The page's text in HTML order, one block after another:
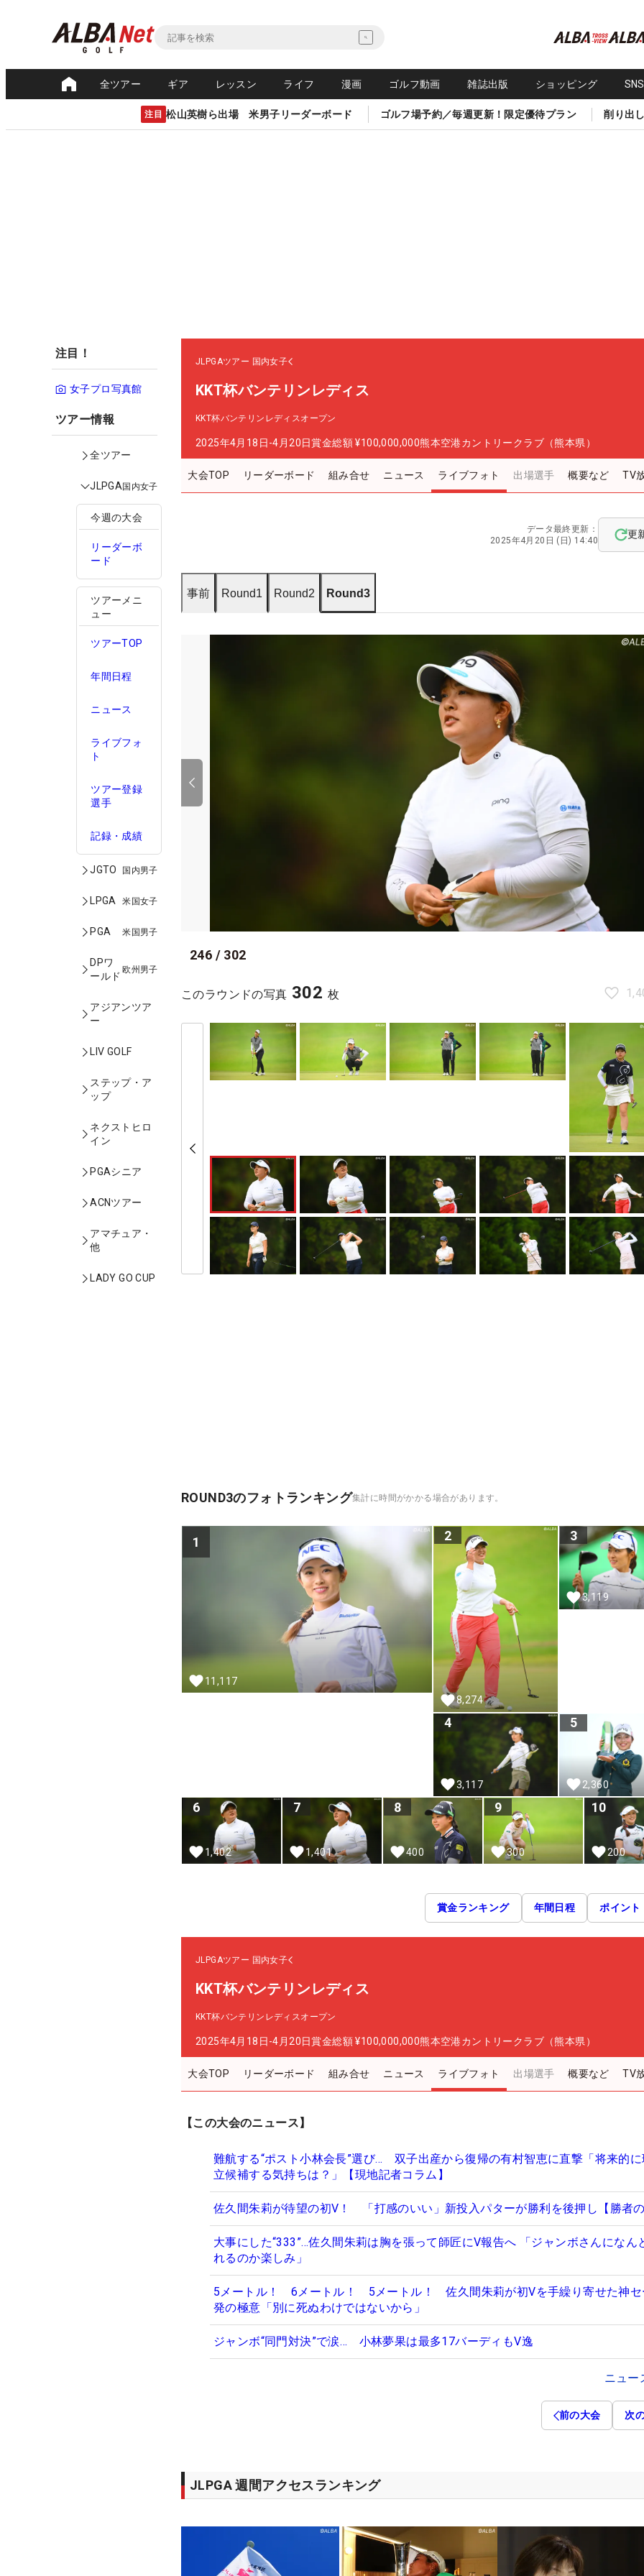
全ツアー ギア レッスン ライフ 漫画 ゴルフ動画 雑誌出版 ショッピング
注目 松山英樹ら出場 米男子リーダーボード ゴルフ場予約／毎週更新！限定優待プラン 削り出
注目！
女子プロ写真館
ツアー情報
全ツアー
JLPGA国内女子
今週の大会
リーダーボ
ード
ツアーメニ
ュー
ツアーTOP
年間日程
ニュース
ライブフォ
ト
ツアー登録
選手
記録・成績
JGTO 国内男子
LPGA 米国女子
PGA 米国男子
DPワ
ールド
欧州男子
アジアンツア
ー
LIV GOLF
ステップ・ア
ップ
ネクストヒロ
イン
PGAシニア
ACNツアー
アマチュア・
他
LADY GO CUP
JLPGAツアー 国内女子
KKT杯バンテリンレディス
KKT杯バンテリンレディスオープン
2025年4月18日-4月20日賞金総額 ¥100,000,000熊本空港カントリークラブ（熊本県）
大会TOP リーダーボード 組み合せ ニュース ライブフォト 出場選手 概要など TV
データ最終更新：
2025年4月20日 (日) 14:40
更
事前 Round1 Round2 Round3
246 / 302
このラウンドの写真 302 枚
ROUND3のフォトランキング集計に時間がかかる場合があります。
1
11,117
2
8,274
3
3,119
4
3,117
5
2,360
6
1,402
7
1,401
8
400
9
300
10
200
賞金ランキング 年間日程 ポイント
JLPGAツアー 国内女子
KKT杯バンテリンレディス
KKT杯バンテリンレディスオープン
2025年4月18日-4月20日賞金総額 ¥100,000,000熊本空港カントリークラブ（熊本県）
大会TOP リーダーボード 組み合せ ニュース ライブフォト 出場選手 概要など TV
【この大会のニュース】
難航する“ポスト小林会長”選び… 双子出産から復帰の有村智恵に直撃「将来的
立候補する気持ちは？」【現地記者コラム】
佐久間朱莉が待望の初V！ 「打感のいい」新投入パターが勝利を後押し【勝者
大事にした“333”…佐久間朱莉は胸を張って師匠にV報告へ 「ジャンボさんになん
れるのか楽しみ」
5メートル！ 6メートル！ 5メートル！ 佐久間朱莉が初Vを手繰り寄せた神セ
発の極意「別に死ぬわけではないから」
ジャンボ“同門対決”で涙… 小林夢果は最多17バーディもV逸
ニュー
前の大会 次
JLPGA 週間アクセスランキング